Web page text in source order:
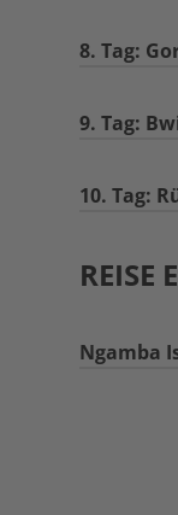
8. Tag:
9. Tag:
10. Tag:
REISE
Ngamba